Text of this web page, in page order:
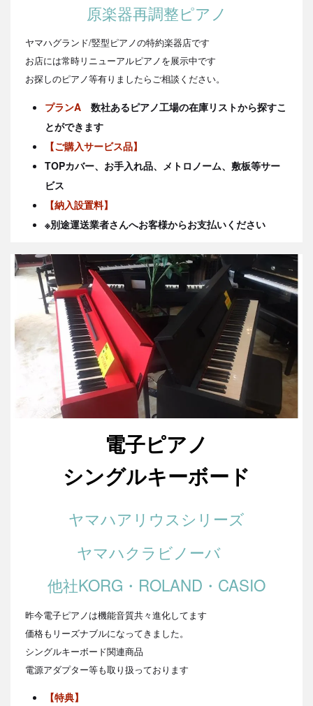
原楽器再調整ピアノ
ヤマハグランド/竪型ピアノの特約楽器店です
お店には常時リニューアルピアノを展示中です
お探しのピアノ等有りましたらご相談ください。
プランA数社あるピアノ工場の在庫リストから探すこ
とができます
【ご購入サービス品】
TOPカバー、お手入れ品、メトロノーム、敷板等サー
ビス
【納入設置料】
※別途運送業者さんへお客様からお支払いください
電子ピアノ
シングルキーボード
ヤマハアリウスシリーズ
ヤマハクラビノーバ
他社KORG・ROLAND・CASIO
昨今電子ピアノは機能音質共々進化してます
価格もリーズナブルになってきました。
シングルキーボード関連商品
電源アダプター等も取り扱っております
【特典】